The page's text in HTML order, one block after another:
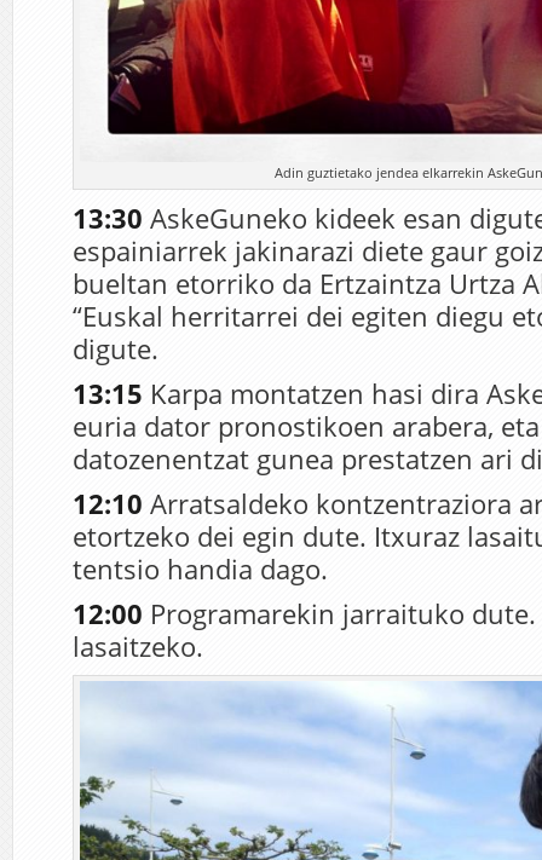
Adin guztietako jendea elkarrekin
13:30 AskeGuneko kideek esan
espainiarrek jakinarazi diete gaur
bueltan etorriko da Ertzaintza Urtza
“Euskal herritarrei dei egiten diegu
digute.
13:15 Karpa montatzen hasi dira
euria dator pronostikoen arabera,
datozenentzat gunea prestatzen ari
12:10 Arratsaldeko kontzentraziora
etortzeko dei egin dute. Itxuraz
tentsio handia dago.
12:00 Programarekin jarraituko dute.
lasaitzeko.